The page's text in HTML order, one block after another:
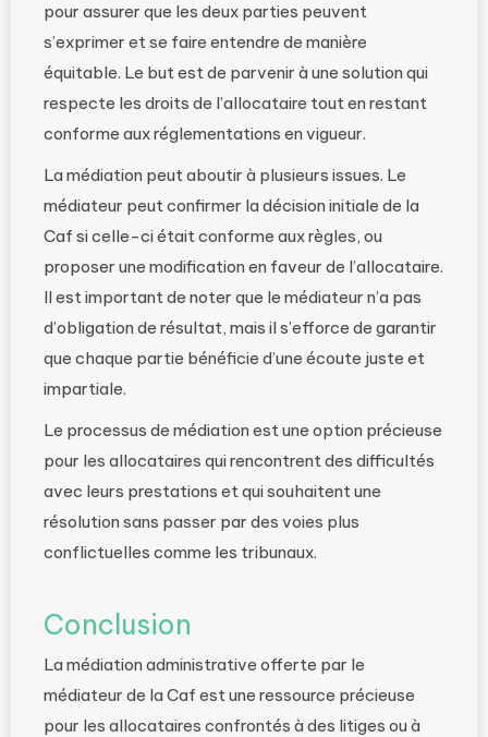
pour assurer que les deux parties peuvent
s’exprimer et se faire entendre de manière
équitable. Le but est de parvenir à une solution qui
respecte les droits de l’allocataire tout en restant
conforme aux réglementations en vigueur.
La médiation peut aboutir à plusieurs issues. Le
médiateur peut confirmer la décision initiale de la
Caf si celle-ci était conforme aux règles, ou
proposer une modification en faveur de l’allocataire.
Il est important de noter que le médiateur n’a pas
d’obligation de résultat, mais il s’efforce de garantir
que chaque partie bénéficie d’une écoute juste et
impartiale.
Le processus de médiation est une option précieuse
pour les allocataires qui rencontrent des difficultés
avec leurs prestations et qui souhaitent une
résolution sans passer par des voies plus
conflictuelles comme les tribunaux.
Conclusion
La médiation administrative offerte par le
médiateur de la Caf est une ressource précieuse
pour les allocataires confrontés à des litiges ou à